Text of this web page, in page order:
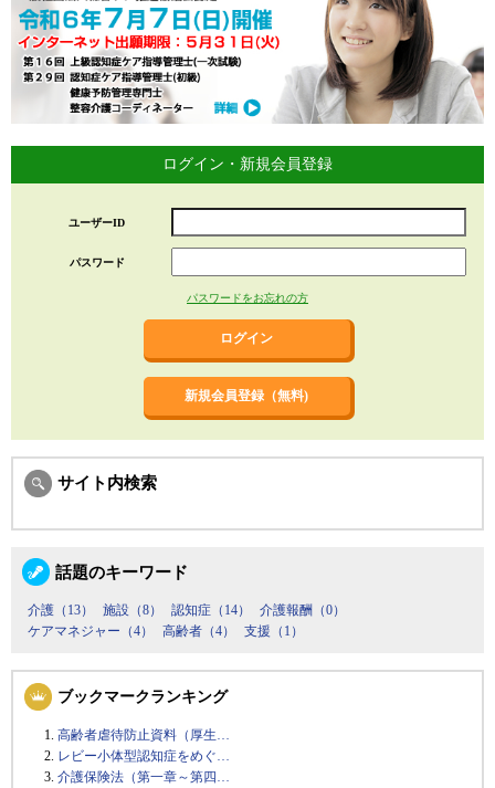
ログイン・新規会員登録
ユーザーID
パスワード
パスワードをお忘れの方
新規会員登録（無料)
サイト内検索
話題のキーワード
介護（13） 施設（8） 認知症（14）
介護報酬（0）
ケアマネジャー（4）
高齢者（4） 支援（1）
ブックマークランキング
高齢者虐待防止資料（厚生…
レビー小体型認知症をめぐ…
介護保険法（第一章～第四…